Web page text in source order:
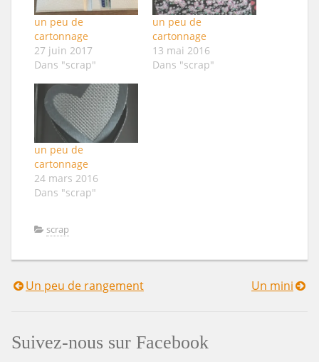
un peu de
cartonnage
27 juin 2017
Dans "scrap"
un peu de
cartonnage
13 mai 2016
Dans "scrap"
un peu de
cartonnage
24 mars 2016
Dans "scrap"
scrap
Navigation
Un peu de rangement Un mini
Suivez-nous sur Facebook